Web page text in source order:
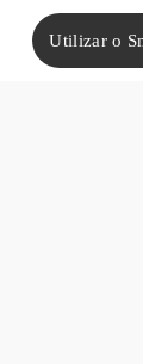
Utilizar o